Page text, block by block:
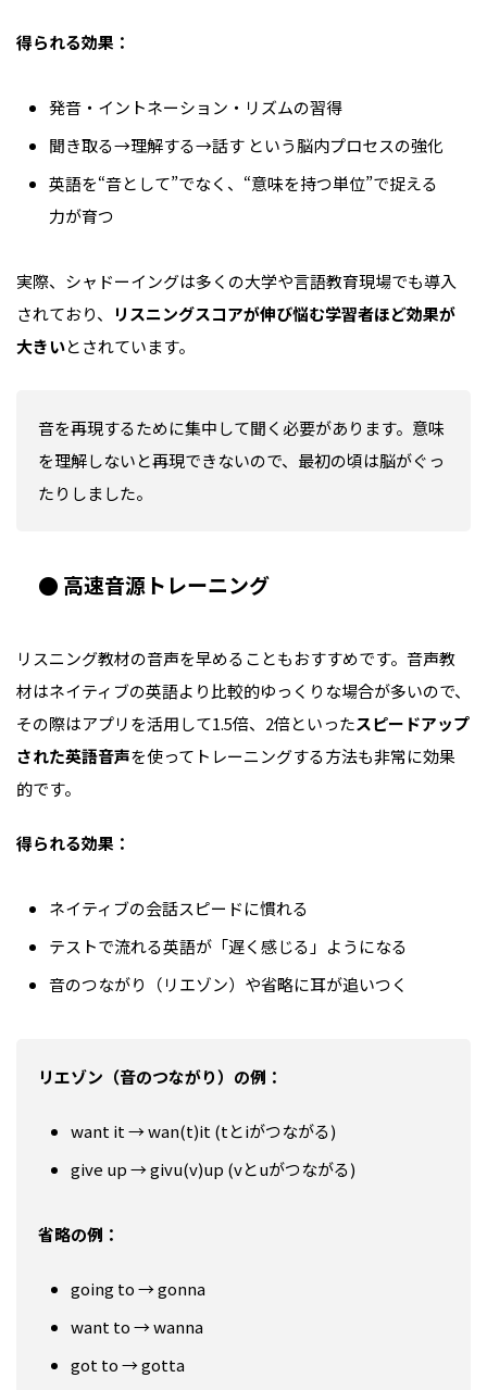
得られる効果：
発音・イントネーション・リズムの習得
聞き取る→理解する→話す という脳内プロセスの強化
英語を“音として”でなく、“意味を持つ単位”で捉える
力が育つ
実際、シャドーイングは多くの大学や言語教育現場でも導入
されており、
リスニングスコアが伸び悩む学習者ほど効果が
大きいとされています。
音を再現するために集中して聞く必要があります。意味
を理解しないと再現できないので、最初の頃は脳がぐっ
たりしました。
● 高速音源トレーニング
リスニング教材の音声を早めることもおすすめです。音声教
材はネイティブの英語より比較的ゆっくりな場合が多いので、
その際はアプリを活用して1.5倍、2倍といったスピードアップ
された英語音声を使ってトレーニングする方法も非常に効果
的です。
得られる効果：
ネイティブの会話スピードに慣れる
テストで流れる英語が「遅く感じる」ようになる
音のつながり（リエゾン）や省略に耳が追いつく
リエゾン（音のつながり）の例：
want it → wan(t)it (tとiがつながる)
give up → givu(v)up (vとuがつながる)
省略の例：
going to → gonna
want to → wanna
got to → gotta